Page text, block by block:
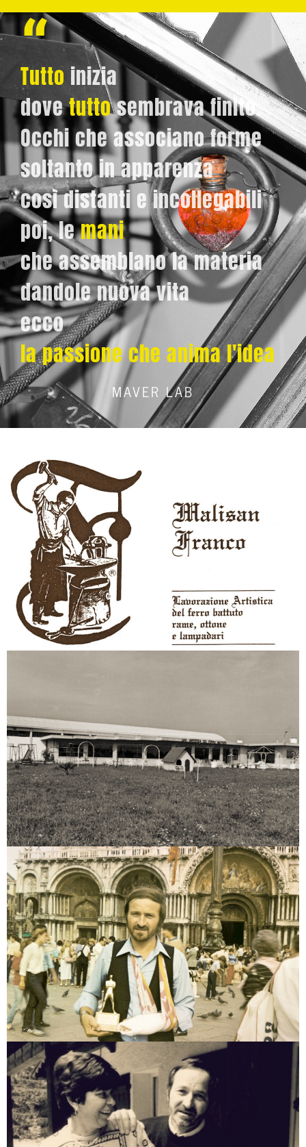
“
Tutto inizia
dovetuttosembrava finito.
Occhi che associano forme
soltanto in apparenza
così distanti e incollegabili
poi, lemani
che assemblano la materia
dandole nuova vita
ecco
la passione che anima l'idea
MAVER LAB